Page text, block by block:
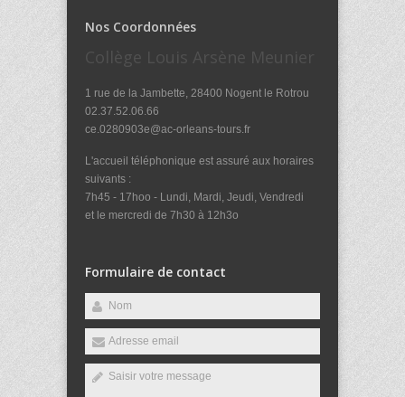
Nos Coordonnées
Collège Louis Arsène Meunier
1 rue de la Jambette, 28400 Nogent le Rotrou
02.37.52.06.66
ce.0280903e@ac-orleans-tours.fr
L'accueil téléphonique est assuré aux horaires
suivants :
7h45 - 17hoo - Lundi, Mardi, Jeudi, Vendredi
et le mercredi de 7h30 à 12h3o
Formulaire de contact